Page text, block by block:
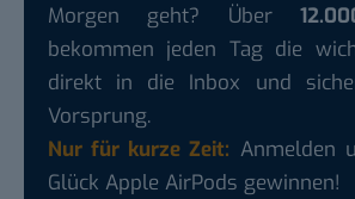
Morgen geht? Über
bekommen jeden Tag die
direkt in die Inbox und
Vorsprung.
Nur für kurze Zeit: Anmelden
Glück Apple AirPods gewinnen!